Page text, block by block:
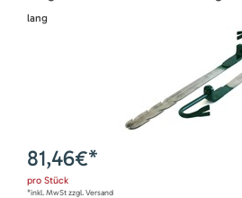
lang
81,46€*
pro Stück
*inkl. MwSt zzgl. Versand